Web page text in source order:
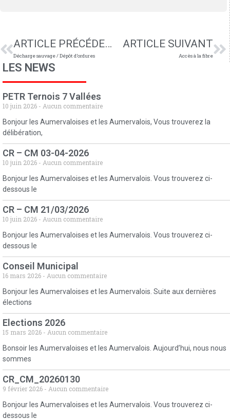
ARTICLE PRÉCÉDENT
Décharge sauvage / Dépôt d’ordures
ARTICLE SUIVANT
Accès à la fibre
LES NEWS
PETR Ternois 7 Vallées
10 juin 2026
Aucun commentaire
Bonjour les Aumervaloises et les Aumervalois, Vous trouverez la
délibération,
CR – CM 03-04-2026
10 juin 2026
Aucun commentaire
Bonjour les Aumervaloises et les Aumervalois. Vous trouverez ci-
dessous le
CR – CM 21/03/2026
10 juin 2026
Aucun commentaire
Bonjour les Aumervaloises et les Aumervalois. Vous trouverez ci-
dessous le
Conseil Municipal
16 mars 2026
Aucun commentaire
Bonjour les Aumervaloises et les Aumervalois. Suite aux dernières
élections
Elections 2026
15 mars 2026
Aucun commentaire
Bonsoir les Aumervaloises et les Aumervalois. Aujourd’hui, nous nous
sommes
CR_CM_20260130
9 février 2026
Aucun commentaire
Bonjour les Aumervaloises et les Aumervalois. Vous trouverez ci-
dessous le